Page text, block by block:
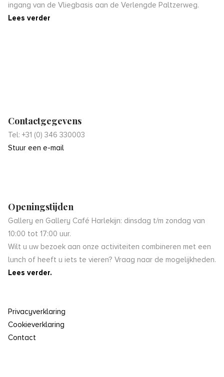
ingang van de Vliegbasis aan de Verlengde Paltzerweg.
Lees verder
Contactgegevens
Tel: +31 (0) 346 330003
Stuur een e-mail
Openingstijden
Gallery en Gallery Café Harlekijn: dinsdag t/m zondag van
10:00 tot 17:00 uur.
Wilt u uw bezoek aan onze activiteiten combineren met een
lunch of heeft u iets te vieren? Vraag naar de mogelijkheden.
Lees verder.
Privacyverklaring
Cookieverklaring
Contact